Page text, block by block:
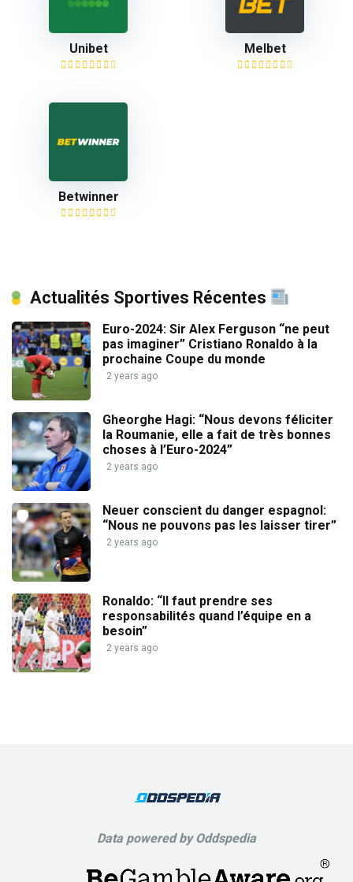
Unibet Melbet
Betwinner
Actualités Sportives Récentes
Euro-2024: Sir Alex Ferguson “ne peut
pas imaginer” Cristiano Ronaldo à la
prochaine Coupe du monde
2 years ago
Gheorghe Hagi: “Nous devons féliciter
la Roumanie, elle a fait de très bonnes
choses à l’Euro-2024”
2 years ago
Neuer conscient du danger espagnol:
“Nous ne pouvons pas les laisser tirer”
2 years ago
Ronaldo: “Il faut prendre ses
responsabilités quand l’équipe en a
besoin”
2 years ago
Data powered by Oddspedia